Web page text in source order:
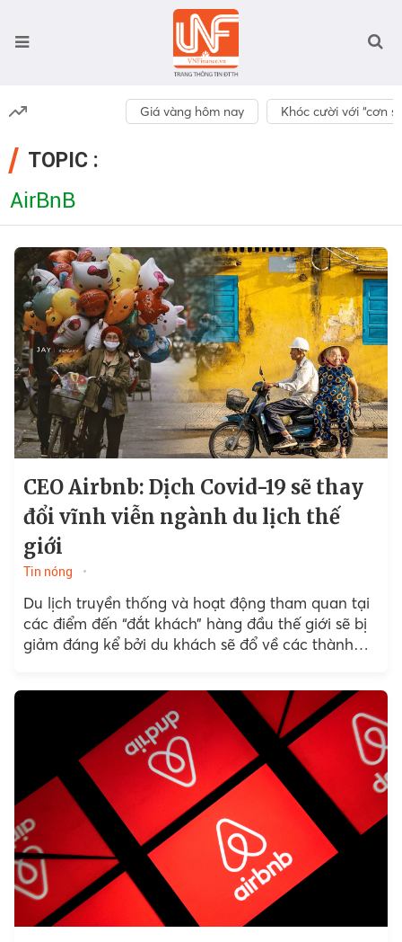
Giá vàng hôm nay Khóc cười với “cơn
TOPIC :
AirBnB
CEO Airbnb: Dịch Covid-19 sẽ thay
đổi vĩnh viễn ngành du lịch thế
giới
Tin nóng
Du lịch truyền thống và hoạt động tham quan tại
các điểm đến “đắt khách” hàng đầu thế giới sẽ bị
giảm đáng kể bởi du khách sẽ đổ về các thành